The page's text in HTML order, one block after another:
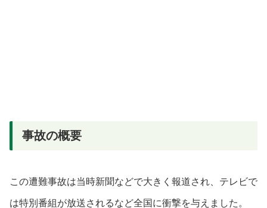
事故の概要
この遭難事故は当時新聞などで大きく報道され、テレビで
は特別番組が放送されるなど全国に衝撃を与えました。